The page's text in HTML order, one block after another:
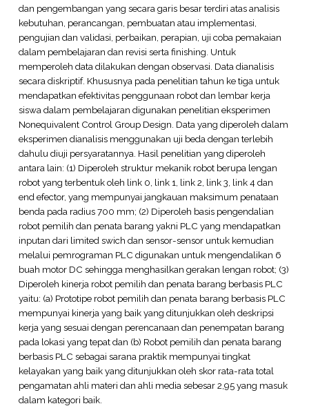
dan pengembangan yang secara garis besar terdiri atas analisis
kebutuhan, perancangan, pembuatan atau implementasi,
pengujian dan validasi, perbaikan, perapian, uji coba pemakaian
dalam pembelajaran dan revisi serta finishing. Untuk
memperoleh data dilakukan dengan observasi. Data dianalisis
secara diskriptif. Khususnya pada penelitian tahun ke tiga untuk
mendapatkan efektivitas penggunaan robot dan lembar kerja
siswa dalam pembelajaran digunakan penelitian eksperimen
Nonequivalent Control Group Design. Data yang diperoleh dalam
eksperimen dianalisis menggunakan uji beda dengan terlebih
dahulu diuji persyaratannya. Hasil penelitian yang diperoleh
antara lain: (1) Diperoleh struktur mekanik robot berupa lengan
robot yang terbentuk oleh link 0, link 1, link 2, link 3, link 4 dan
end efector, yang mempunyai jangkauan maksimum penataan
benda pada radius 700 mm; (2) Diperoleh basis pengendalian
robot pemilih dan penata barang yakni PLC yang mendapatkan
inputan dari limited swich dan sensor-sensor untuk kemudian
melalui pemrograman PLC digunakan untuk mengendalikan 6
buah motor DC sehingga menghasilkan gerakan lengan robot; (3)
Diperoleh kinerja robot pemilih dan penata barang berbasis PLC
yaitu: (a) Prototipe robot pemilih dan penata barang berbasis PLC
mempunyai kinerja yang baik yang ditunjukkan oleh deskripsi
kerja yang sesuai dengan perencanaan dan penempatan barang
pada lokasi yang tepat dan (b) Robot pemilih dan penata barang
berbasis PLC sebagai sarana praktik mempunyai tingkat
kelayakan yang baik yang ditunjukkan oleh skor rata-rata total
pengamatan ahli materi dan ahli media sebesar 2,95 yang masuk
dalam kategori baik.